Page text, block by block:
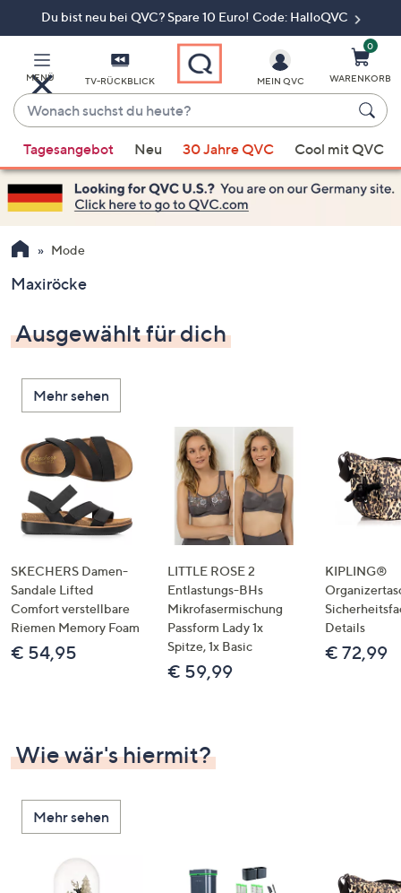
Du bist neu bei QVC? Spare 10 Euro! Code: HalloQVC
MENÜ TV-RÜCKBLICK
Wonach
suchst
du
heute?
Vorschläge
verfügbar
sind,
verwenden
Sie
Pfeiltasten
oben
und
nach
unten
oder
wischen
Sie
Touch-
Geräten
links
bzw.
rechts,
um
diese
MEIN QVC
0
WARENKORB
Tagesangebot Neu 30 Jahre QVC Cool mit QVC
Mode
Maxiröcke
Ausgewählt für dich
Mehr sehen
SKECHERS Damen-
Sandale Lifted
Comfort verstellbare
Riemen Memory Foam
€ 54,95
LITTLE ROSE 2
Entlastungs-BHs
Mikrofasermischung
Passform Lady 1x
Spitze, 1x Basic
€ 59,99
KIPLING®
Details
€ 72,99
Wie wär's hiermit?
Mehr sehen